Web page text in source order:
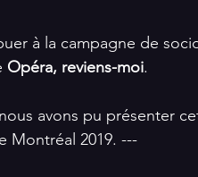
à la campagne de
Opéra, reviens-moi.
avons pu présenter
Montréal 2019. ---